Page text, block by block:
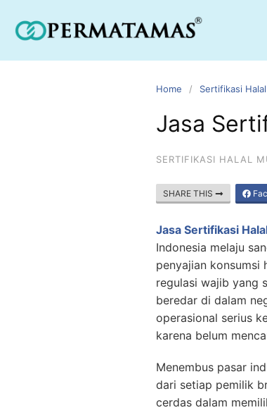
Home Sertifikasi
Jasa
SERTIFIKASI HALAL
SHARE THIS
Jasa Sertifikasi
Indonesia melaju
penyajian konsumsi
regulasi wajib yang
beredar di dalam
operasional serius
karena belum
Menembus pasar
dari setiap pemilik
cerdas dalam